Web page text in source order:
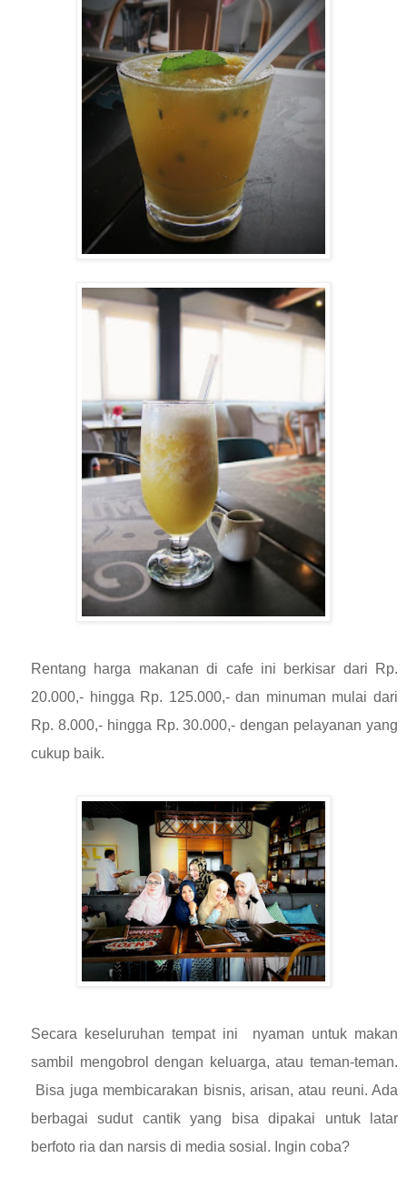
Rentang harga makanan di cafe ini berkisar dari Rp.
20.000,- hingga Rp. 125.000,- dan minuman mulai dari
Rp. 8.000,- hingga Rp. 30.000,- dengan pelayanan yang
cukup baik.
Secara keseluruhan tempat ini nyaman untuk makan
sambil mengobrol dengan keluarga, atau teman-teman.
Bisa juga membicarakan bisnis, arisan, atau reuni. Ada
berbagai sudut cantik yang bisa dipakai untuk latar
berfoto ria dan narsis di media sosial. Ingin coba?